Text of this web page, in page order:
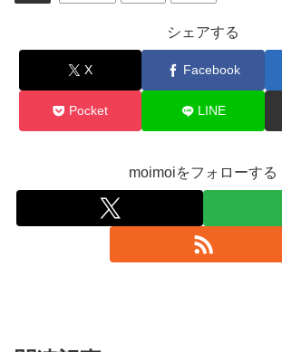
シェアする
X Facebook
Pocket LINE
moimoiをフォローする